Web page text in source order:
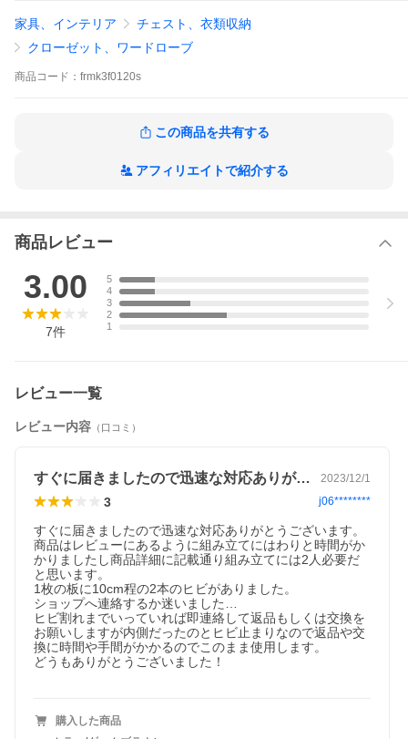
白 ホワイト スリム 収納庫
家具、インテリア
チェスト、衣類収納
クローゼット、ワードローブ
商品 コード： frmk3f0120s
この商品を共有する
アフィリエイトで紹介する
商品レビュー
3.00
7件
5
4
3
2
1
レビュー一覧
レビュー内容 （口コミ）
すぐに届きましたので迅速な対応ありがと… 2023/12/1
3 j06********
すぐに届きましたので迅速な対応ありがとうございます。
商品はレビューにあるように組み立てにはわりと時間がか
かりましたし商品詳細に記載通り組み立てには2人必要だ
と思います。
1枚の板に10cm程の2本のヒビがありました。
ショップへ連絡するか迷いました…
ヒビ割れまでいっていれば即連絡して返品もしくは交換を
お願いしますが内側だったのとヒビ止まりなので返品や交
換に時間や手間がかかるのでこのまま使用します。
どうもありがとうございました！
購入した商品